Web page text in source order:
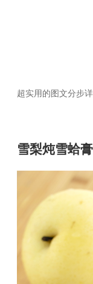
超实用的图文分步
雪梨炖雪蛤